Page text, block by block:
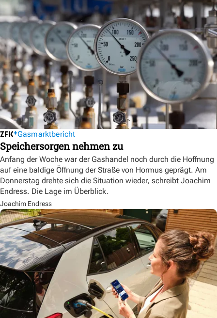
Gasmarktbericht
Speichersorgen nehmen zu
Anfang der Woche war der Gashandel noch durch die Hoffnung
auf eine baldige Öffnung der Straße von Hormus geprägt. Am
Donnerstag drehte sich die Situation wieder, schreibt Joachim
Endress. Die Lage im Überblick.
Joachim Endress